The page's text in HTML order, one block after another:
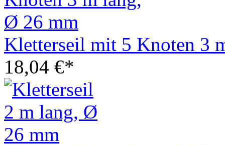
Kletterseil mit 5 Knoten 3
18,04 €*